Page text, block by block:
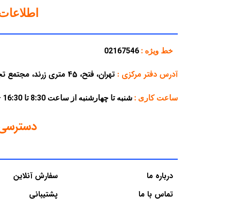
خط ویژه : 02167546
آدرس دفتر مرکزی : تهران، فتح، 45 متری زرند، مجتمع تجاری پارسه، پلاک 38
ساعت کاری : شنبه تا چهارشنبه از ساعت 8:30 تا 16:30 – پنجشنبه از ساعت 8:30 تا 12:30
درباره ما
تماس با ما
سفارش آنلاین
پشتیبانی